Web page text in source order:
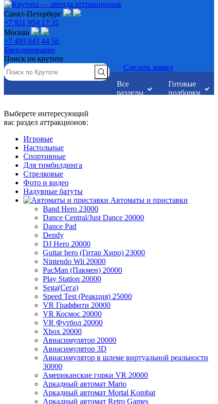
Санкт-Петербург
+7 921 954 17 35
Москва
+7 499 643 44 56
Брендирование
Поиск по крутоте
Сделать заявку
Все
разделы
Готовые
подборки
Выберете интересующий
вас раздел аттракционов:
Игровые
Настольные
Спортивные
Для тимбилдинга
Стрелковые
Фото и видео
Надувные батуты
Автоматы и приставки
Band Hero 23000
Dance Central/Just Dance 20000
Dance Pad
Dendy
DJ Hero 20000
Guitar hero (Гитар Хиро) 23000
Nintendo Wii 20000
PacMan (Пакмен) 20000
Play Station 20000
Sega(Сега)
Speed Test (Реакция) 25000
VR Граффити 20000
VR Космос 20000
VR Футбол 20000
Xbox 20000
Авиасимулятор 20000
Авиасимулятор 3D
Авиасимулятор в шлеме виртуальной реальности
30000
Американские горки VR 20000
Аркадный автомат Mario
Аркадный автомат Mortal Kombat
Аркадный автомат Retro Games